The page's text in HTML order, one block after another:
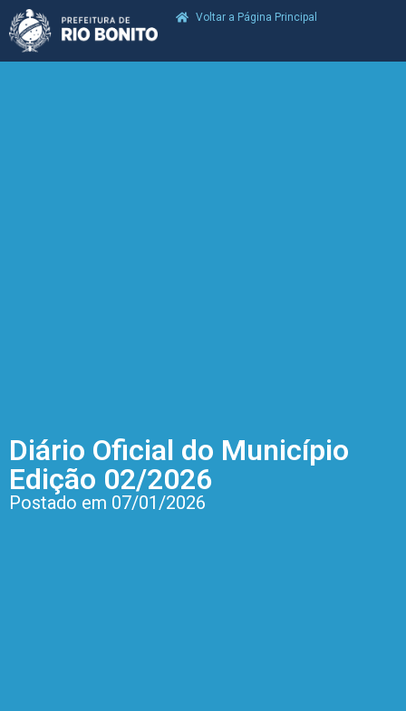
Voltar a Página Principal
Diário Oficial do Município
Edição 02/2026
Postado em 07/01/2026